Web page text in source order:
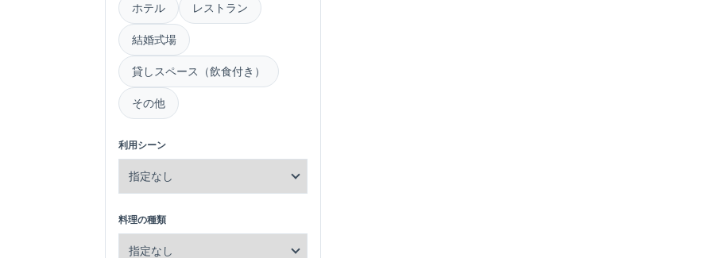
ホテル レストラン
結婚式場
貸しスペース（飲食付き）
その他
利用シーン
料理の種類